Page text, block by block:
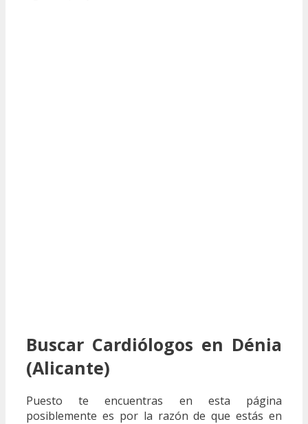
Buscar Cardiólogos en Dénia
(Alicante)
Puesto te encuentras en esta página
posiblemente es por la razón de que estás en